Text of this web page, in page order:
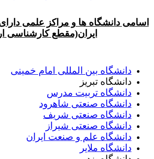
اسامی دانشگاه ها و مراکز علمی
ایران(مقطع کارشناسی
دانشگاه بین المللی امام خمینی
دانشگاه تبریز
دانشگاه تربیت مدرس
دانشگاه صنعتی شاهرود
دانشگاه صنعتی شریف
دانشگاه صنعتی شیراز
دانشگاه علم و صنعت ایران
دانشگاه ملایر